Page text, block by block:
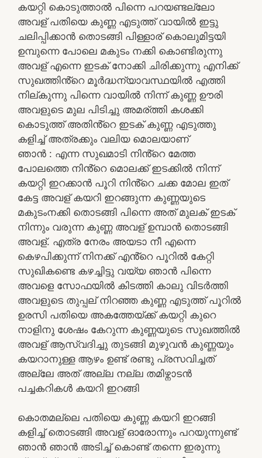
കയറ്റി കൊടുത്താൽ പിന്നെ പറയണ്ടല്ലോ
അവള് പതിയെ കുണ്ണ എടുത്ത് വായിൽ ഇട്ടു
ചലിപ്പിക്കാൻ തൊടങ്ങി പിള്ളാര് കൊലുമിട്ടയി
ഉമ്പുന്നെ പോലെ മകുടം നക്കി കൊണ്ടിരുന്നു
അവള് എന്നെ ഇടക് നോക്കി ചിരിക്കുന്നു എനിക്ക്
സുഖത്തിൻ്റെ മൂർദ്ധന്യാവസ്ഥയിൽ എത്തി
നില്കുന്നു പിന്നെ വായിൽ നിന്ന് കുണ്ണ ഊരി
അവളുടെ മുല പിടിച്ചു അമര്ത്തി കശക്കി
കൊടുത്ത് അതിൻ്റെ ഇടക് കുണ്ണ എടുത്തു
കളിച്ച് അത്രക്കും വലിയ മൊലയാണ്
ഞാൻ : എന്ന സുഖമാടി നിൻ്റെ മേത്ത
പോലത്തെ നിൻ്റെ മൊലക്ക് ഇടക്കിൽ നിന്ന്
കയറ്റി ഇറക്കാൻ പൂറി നിൻ്റെ ചക്ക മോല ഇത്
കേട്ട അവള് കയറി ഇറങ്ങുന്ന കുണ്ണയുടെ
മകുടംനക്കി തൊടങ്ങി പിന്നെ അത് മുലക് ഇടക്
നിന്നും വരുന്ന കുണ്ണ അവള് ഉമ്പാൻ തൊടങ്ങി
അവള്. എത്ര നേരം അയടാ നീ എന്നെ
കെഴപിക്കുന്ന് നിനക്ക് എൻ്റെ പൂറിൽ കേറ്റി
സുഖികണ്ടെ കഴച്ചിട്ടു വയ്യ ഞാൻ പിന്നെ
അവളെ സോഫയിൽ കിടത്തി കാലു വിടർത്തി
അവളുടെ തുപ്പല് നിറഞ്ഞ കുണ്ണ എടുത്ത് പൂറിൽ
ഉരസി പതിയെ അകത്തേയ്ക്ക് കയറ്റി കുറെ
നാളിനു ശേഷം കേറുന്ന കുണ്ണയുടെ സുഖത്തിൽ
അവള് ആസ്വദിച്ചു തുടങ്ങി മുഴുവൻ കുണ്ണയും
കയറാനുള്ള ആഴം ഉണ്ട് രണ്ടു പ്രസവിച്ചത്
അല്ലേ അത് അല്ല നല്ല തമിഴ്നാടൻ
പച്ചകറികൾ കയറി ഇറങ്ങി
കൊതമല്ലെ പതിയെ കുണ്ണ കയറി ഇറങ്ങി
കളിച്ച് തൊടങ്ങി അവള് ഓരോന്നും പറയുന്നുണ്ട്
ഞാൻ ഞാൻ അടിച്ച് കൊണ്ട് തന്നെ ഇരുന്നു